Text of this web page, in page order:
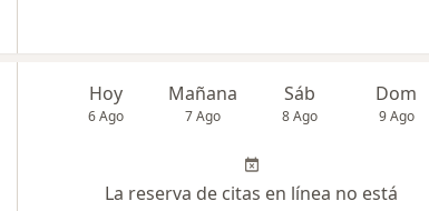
Hoy
6 Ago
Mañana
7 Ago
Sáb
8 Ago
Dom
9 Ago
La reserva de citas en línea no está